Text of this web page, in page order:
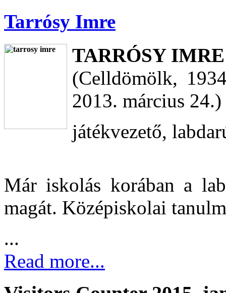
Tarrósy Imre
TARRÓSY IMRE
(Celldömölk,
2013. március 24.)
játékvezető,
Már iskolás korában a
magát. Középiskolai
...
Read more...